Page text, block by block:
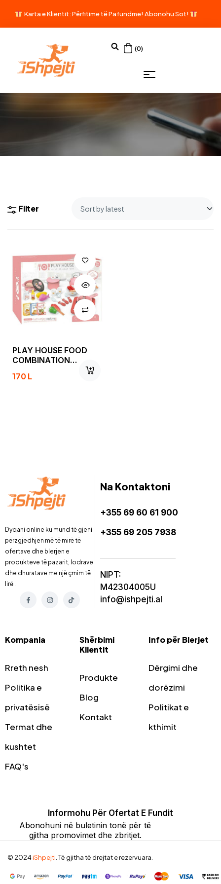
Karta e Klientit: Përfitime të Pafundme! Abonohu Sot!
(0)
Filter
PLAY HOUSE FOOD
COMBINATION
170L
Dyqani online ku mund të gjeni
përzgjedhjen më të mirë të
ofertave dhe blerjen e
produkteve të pazarit, lodrave
dhe dhuratave me një çmim të
lirë .
Na Kontaktoni
+355 69 60 61 900
+355 69 205 7938
NIPT:
M42304005U
info@ishpejti.al
Kompania
Rreth nesh
Politika e
privatësisë
Termat dhe
kushtet
FAQ's
Shërbimi
Klientit
Produkte
Blog
Kontakt
Info për Blerjet
Dërgimi dhe
dorëzimi
Politikat e
kthimit
Informohu Për Ofertat E Fundit
Abonohuni në buletinin tonë për të
gjitha promovimet dhe zbritjet.
© 2024iShpejti. Të gjitha të drejtat e rezervuara.